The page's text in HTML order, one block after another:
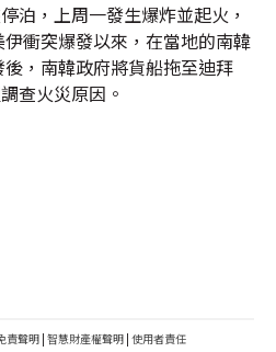
泊，上周一發生爆炸並起火，
衝突爆發以來，在當地的南韓
，南韓政府將貨船拖至迪拜
查火災原因。
責聲明 | 智慧財產權聲明 | 使用者責任